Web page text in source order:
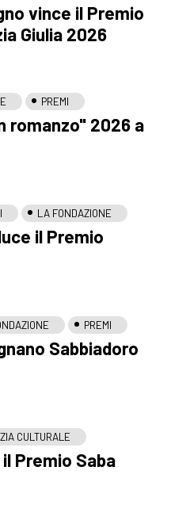
vince il Premio
Giulia 2026
PREMI
romanzo" 2026 a
LA FONDAZIONE
il Premio
PREMI
Sabbiadoro
CULTURALE
Premio Saba